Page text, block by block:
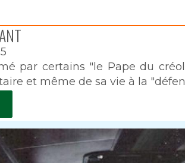
par certains "le Pape du
et même de sa vie à la